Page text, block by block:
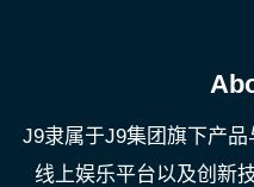
J9隶属于J9集团旗下产品
线上娱乐平台以及创新